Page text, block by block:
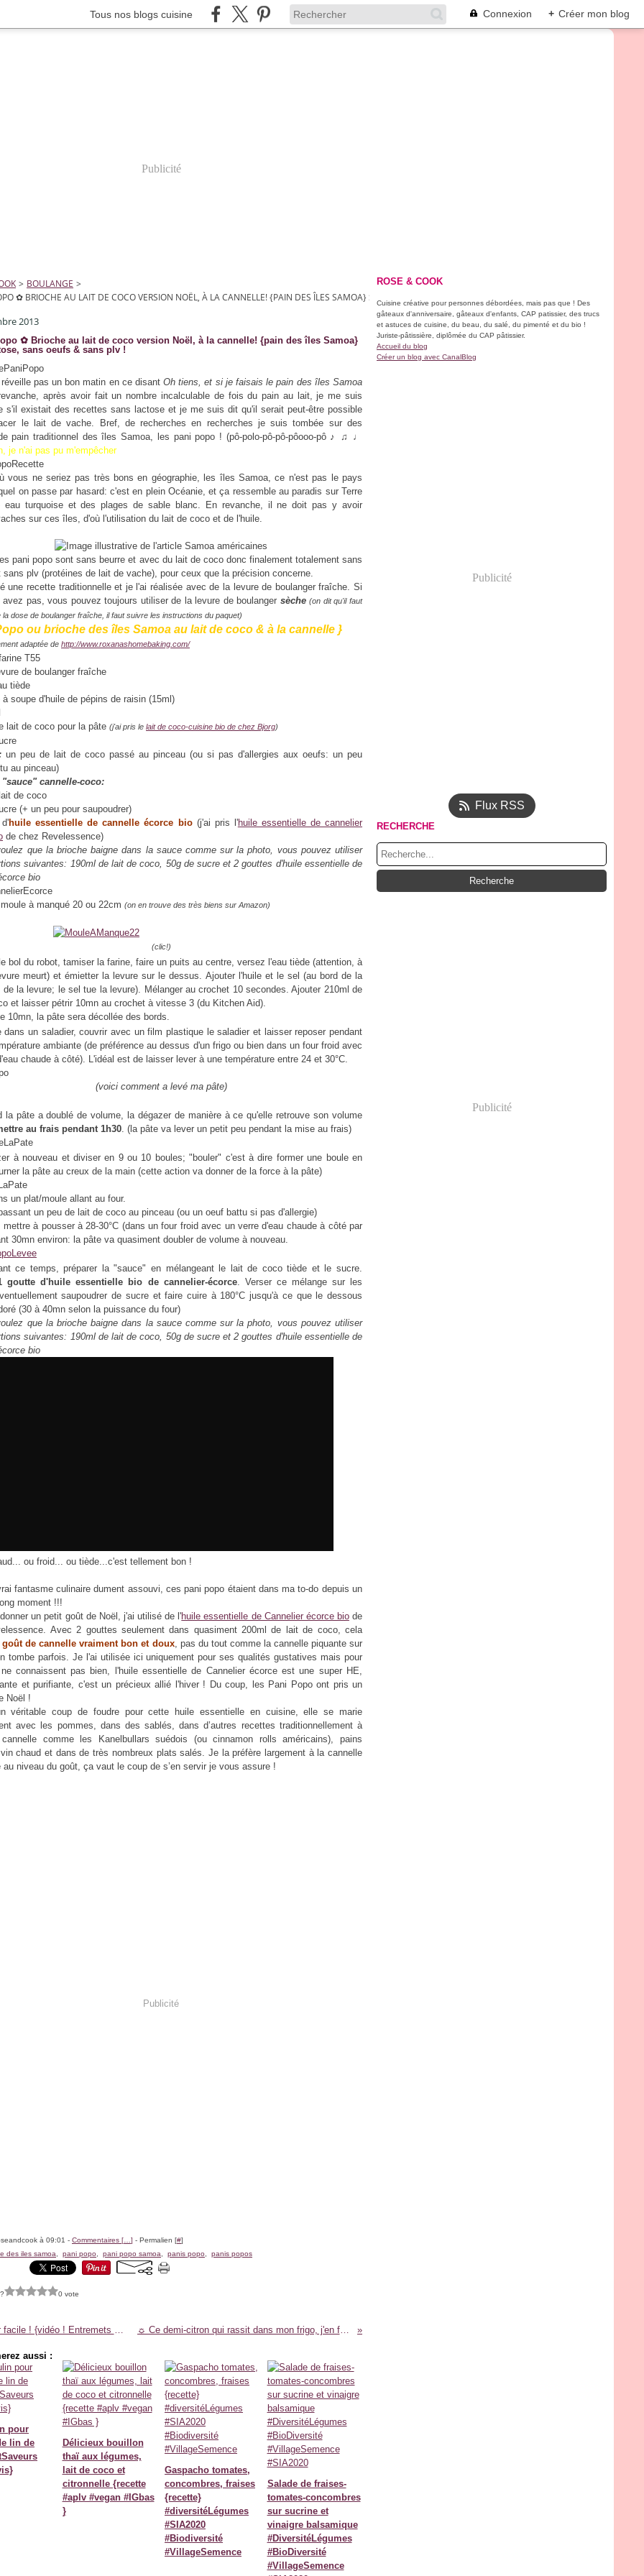
Tous nos blogs cuisine Connexion + Créer mon blog
Publicité
> BOULANGE >
✿ BRIOCHE AU LAIT DE COCO VERSION NOËL, À LA CANNELLE! {PAIN DES ÎLES SAMOA} SANS LACTOSE, SANS OEUFS & SANS PLV !
2013
✿ Brioche au lait de coco version Noël, à la cannelle! {pain des îles Samoa}
sans oeufs & sans plv !
pas un bon matin en ce disantOh tiens, et si je faisais le pain des îles Samoa
après avoir fait un nombre incalculable de fois du pain au lait, je me suis
s'il existait des recettes sans lactose et je me suis dit qu'il serait peut-être possible
le lait de vache. Bref, de recherches en recherches je suis tombée sur des
pain traditionnel des îles Samoa, les pani popo ! (pô-polo-pô-pô-pôooo-pô ♪ ♫ ♩
je n'ai pas pu m'empêcher
vous ne seriez pas très bons en géographie, les îles Samoa, ce n'est pas le pays
on passe par hasard: c'est en plein Océanie, et ça ressemble au paradis sur Terre
eau turquoise et des plages de sable blanc. En revanche, il ne doit pas y avoir
sur ces îles, d'où l'utilisation du lait de coco et de l'huile.
pani popo sont sans beurre et avec du lait de coco donc finalement totalement sans
sans plv (protéines de lait de vache), pour ceux que la précision concerne.
une recette traditionnelle et je l'ai réalisée avec de la levure de boulanger fraîche. Si
avez pas, vous pouvez toujours utiliser de la levure de boulanger sèche (on dit qu'il faut
la dose de boulanger fraîche, il faut suivre les instructions du paquet)
ou brioche des îles Samoa au lait de coco & à la cannelle }
adaptée de http://www.roxanashomebaking.com/
T55
de boulanger fraîche
tiède
à soupe d'huile de pépins de raisin (15ml)
lait de coco pour la pâte (j'ai pris le lait de coco-cuisine bio de chez Bjorg)
un peu de lait de coco passé au pinceau (ou si pas d'allergies aux oeufs: un peu
au pinceau)
cannelle-coco:
de coco
(+ un peu pour saupoudrer)
huile essentielle de cannelle écorce bio(j'ai pris l'huile essentielle de cannelier
de chez Revelessence)
que la brioche baigne dans la sauce comme sur la photo, vous pouvez utiliser
suivantes: 190ml de lait de coco, 50g de sucre et 2 gouttes d'huile essentielle de
bio
moule à manqué 20 ou 22cm (on en trouve des très biens sur Amazon)
(clic!)
bol du robot, tamiser la farine, faire un puits au centre, versez l'eau tiède (attention, à
meurt) et émietter la levure sur le dessus. Ajouter l'huile et le sel (au bord de la
de la levure; le sel tue la levure). Mélanger au crochet 10 secondes. Ajouter 210ml de
et laisser pétrir 10mn au crochet à vitesse 3 (du Kitchen Aid).
10mn, la pâte sera décollée des bords.
dans un saladier, couvrir avec un film plastique le saladier et laisser reposer pendant
ambiante (de préférence au dessus d'un frigo ou bien dans un four froid avec
chaude à côté). L'idéal est de laisser lever à une température entre 24 et 30°C.
(voici comment a levé ma pâte)
la pâte a doublé de volume, la dégazer de manière à ce qu'elle retrouve son volume
au frais pendant 1h30. (la pâte va lever un petit peu pendant la mise au frais)
à nouveau et diviser en 9 ou 10 boules; "bouler" c'est à dire former une boule en
la pâte au creux de la main (cette action va donner de la force à la pâte)
un plat/moule allant au four.
un peu de lait de coco au pinceau (ou un oeuf battu si pas d'allergie)
mettre à pousser à 28-30°C (dans un four froid avec un verre d'eau chaude à côté par
30mn environ: la pâte va quasiment doubler de volume à nouveau.
ce temps, préparer la "sauce" en mélangeant le lait de coco tiède et le sucre.
goutte d'huile essentielle bio de cannelier-écorce. Verser ce mélange sur les
saupoudrer de sucre et faire cuire à 180°C jusqu'à ce que le dessous
(30 à 40mn selon la puissance du four)
que la brioche baigne dans la sauce comme sur la photo, vous pouvez utiliser
suivantes: 190ml de lait de coco, 50g de sucre et 2 gouttes d'huile essentielle de
bio
ou froid... ou tiède...c'est tellement bon !
fantasme culinaire dument assouvi, ces pani popo étaient dans ma to-do depuis un
moment !!!
un petit goût de Noël, j'ai utilisé de l'huile essentielle de Cannelier écorce biode
Avec 2 gouttes seulement dans quasiment 200ml de lait de coco, cela
goût de cannelle vraiment bon et doux, pas du tout comme la cannelle piquante sur
tombe parfois. Je l'ai utilisée ici uniquement pour ses qualités gustatives mais pour
connaissent pas bien, l'huile essentielle de Cannelier écorce est une super HE,
et purifiante, c'est un précieux allié l'hiver ! Du coup, les Pani Popo ont pris un
Noël !
véritable coup de foudre pour cette huile essentielle en cuisine, elle se marie
avec les pommes, dans des sablés, dans d’autres recettes traditionnellement à
comme les Kanelbullars suédois (ou cinnamon rolls américains), pains
vin chaud et dans de très nombreux plats salés. Je la préfère largement à la cannelle
au niveau du goût, ça vaut le coup de s’en servir je vous assure !
Publicité
à 09:01 - Commentaires [ ] - Permalien [#]
des iles samoa pani popo pani popo samoa panis popo panis popos
0 vote
Fraisier facile ! {vidéo ! Entremets à base de génoise / fruits / crème mousseline } ☼ Ce demi-citron qui rassit dans mon frigo, j'en fais quoi ? ☼ {DIY déco: le lampion citron et d'autres astuces }
aussi :
pour
lin de
Délicieux bouillon
thaï aux légumes,
lait de coco et
citronnelle {recette
#aplv #vegan #IGbas
}
Gaspacho tomates,
concombres, fraises
{recette}
#diversitéLégumes
#SIA2020
#Biodiversité
#VillageSemence
Salade de fraises-
tomates-concombres
sur sucrine et
vinaigre balsamique
#DiversitéLégumes
#BioDiversité
#VillageSemence
ROSE & COOK
Cuisine créative pour personnes débordées, mais pas que ! Des
gâteaux d'anniversaire, gâteaux d'enfants, CAP patissier, des trucs
et astuces de cuisine, du beau, du salé, du pimenté et du bio !
Juriste-pâtissière, diplômée du CAP pâtissier.
Accueil du blog
Créer un blog avec CanalBlog
Publicité
Flux RSS
RECHERCHE
Publicité